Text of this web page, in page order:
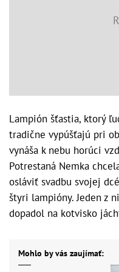
Lampión šťastia, ktorý
tradične vypúšťajú pri
vynáša k nebu horúci
Potrestaná Nemka
osláviť svadbu svojej
štyri lampióny. Jeden z
dopadol na kotvisko
Mohlo by vás zaujímať: